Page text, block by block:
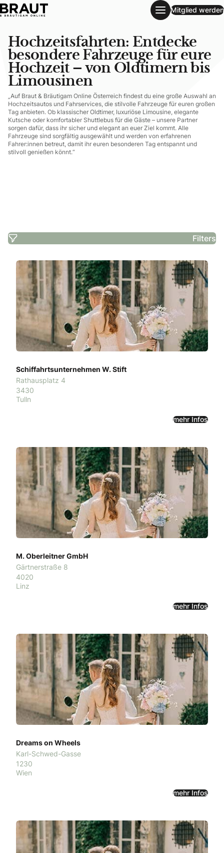
Hochzeitsfahrten: Entdecke besondere Fahrzeuge für
Mitglied werden
Hochzeitsfahrten: Entdecke
besondere Fahrzeuge für eure
Hochzeit – von Oldtimern bis
Limousinen
„Auf Braut & Bräutigam Online Österreich findest du eine große Auswahl an
Hochzeitsautos und Fahrservices, die stilvolle Fahrzeuge für euren großen
Tag anbieten. Ob klassischer Oldtimer, luxuriöse Limousine, elegante
Kutsche oder komfortabler Shuttlebus für die Gäste – unsere Partner
sorgen dafür, dass ihr sicher und elegant an euer Ziel kommt. Alle
Fahrzeuge sind sorgfältig ausgewählt und werden von erfahrenen
Fahrer:innen betreut, damit ihr euren besonderen Tag entspannt und
stilvoll genießen könnt.“
Filters
Schiffahrtsunternehmen W. Stift
Rathausplatz 4
3430
Tulln
mehr Infos
M. Oberleitner GmbH
Gärtnerstraße 8
4020
Linz
mehr Infos
Dreams on Wheels
Karl-Schwed-Gasse
1230
Wien
mehr Infos